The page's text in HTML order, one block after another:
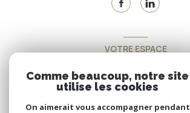
VOTRE ESPACE
Espace propriétaire
Comme beaucoup, notre site
utilise les cookies
On aimerait vous accompagner pendant